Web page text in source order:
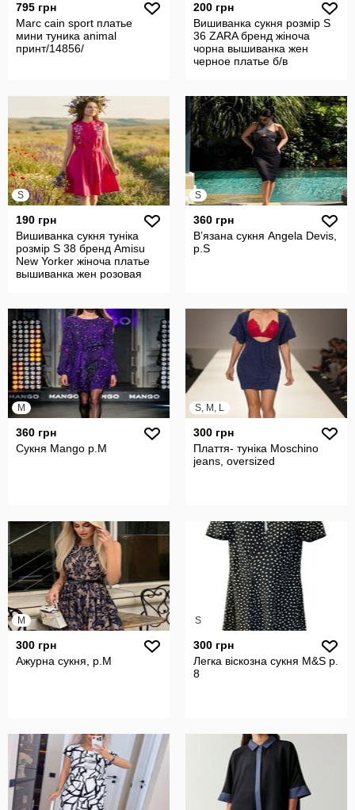
795 грн
Marc cain sport платье
мини туника animal
принт/14856/
200 грн
Вишиванка сукня розмір S
36 ZARA бренд жіноча
чорна вышиванка жен
черное платье б/в
S
190 грн
Вишиванка сукня туніка
розмір S 38 бренд Amisu
New Yorker жіноча платье
вышиванка жен розовая
S
360 грн
Вʼязана сукня Angela Devis,
р.S
M
360 грн
Сукня Mango р.М
S, M, L
300 грн
Плаття- туніка Moschino
jeans, oversized
M
300 грн
Ажурна сукня, р.М
S
300 грн
Легка віскозна сукня M&S р.
8